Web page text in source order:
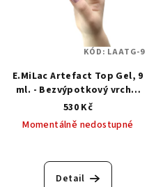
E.MiLac Artefact Top Gel, 9
ml. - Bezvýpotkový vrchní
top gel
530 Kč
Momentálně nedostupné
Detail
KÓD: LAATG-9